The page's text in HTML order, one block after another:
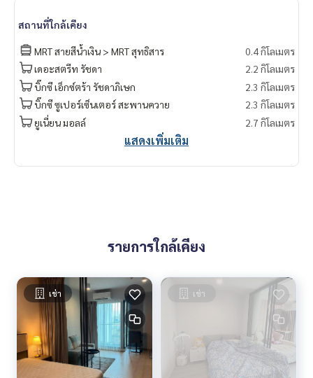
สถานที่ใกล้เคียง
MRT สายสีน้ำเงิน > MRT สุทธิสาร
0.4 กิโลเมตร
เดอะสตรีท รัชดา
2.2 กิโลเมตร
บิ๊กซี เอ็กซ์ตร้า รัชดาภิเษก
2.3 กิโลเมตร
บิ๊กซี ซูเปอร์เซ็นเตอร์ สะพานควาย
2.3 กิโลเมตร
ยูเนี่ยน มอลล์
2.7 กิโลเมตร
แสดงเพิ่มเติม
รายการใกล้เคียง
เช่า เช่า